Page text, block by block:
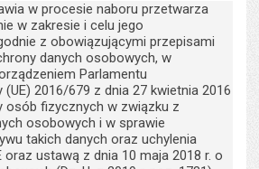
w procesie naboru przetwarza
w zakresie i celu jego
z obowiązującymi przepisami
danych osobowych, w
Parlamentu
(UE) 2016/679 z dnia 27 kwietnia 2016
osób fizycznych w związku z
osobowych i w sprawie
takich danych oraz uchylenia
ustawą z dnia 10 maja 2018 r. o